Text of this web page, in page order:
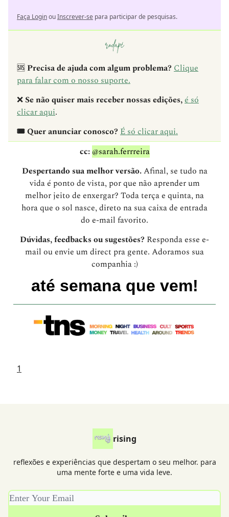
Faça LoginouInscrever-se para participar de pesquisas.
🆘 Precisa de ajuda com algum problema? Clique
para falar com o nosso suporte.
❌Se não quiser mais receber nossas edições,é só
clicar aqui.
🎟️ Quer anunciar conosco? É só clicar aqui.
cc: @sarah.ferrreira
Despertando sua melhor versão.Afinal, se tudo na
vida é ponto de vista, por que não aprender um
melhor jeito de enxergar? Toda terça e quinta, na
hora que o sol nasce, direto na sua caixa de entrada
do e-mail favorito.
Dúvidas, feedbacks ou sugestões? Responda esse e-
mail ou envie um direct pra gente. Adoramos sua
companhia :)
até semana que vem!
1
rising
reflexões e experiências que despertam o seu melhor. para
uma mente forte e uma vida leve.